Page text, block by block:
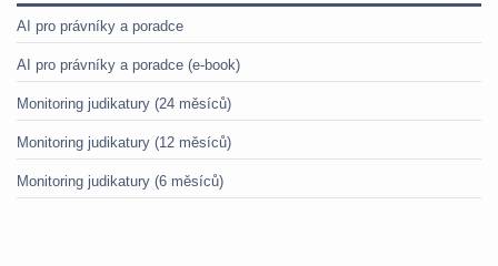
AI pro právníky a poradce
AI pro právníky a poradce (e-book)
Monitoring judikatury (24 měsíců)
Monitoring judikatury (12 měsíců)
Monitoring judikatury (6 měsíců)